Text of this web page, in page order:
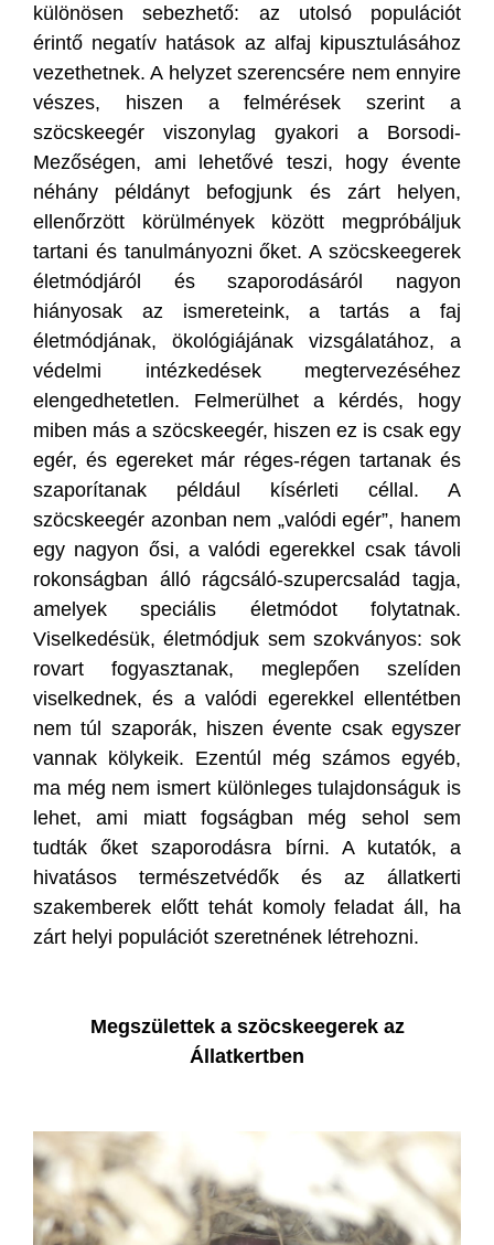
különösen sebezhető: az utolsó populációt
érintő negatív hatások az alfaj kipusztulásához
vezethetnek. A helyzet szerencsére nem ennyire
vészes, hiszen a felmérések szerint a
szöcskeegér viszonylag gyakori a Borsodi-
Mezőségen, ami lehetővé teszi, hogy évente
néhány példányt befogjunk és zárt helyen,
ellenőrzött körülmények között megpróbáljuk
tartani és tanulmányozni őket. A szöcskeegerek
életmódjáról és szaporodásáról nagyon
hiányosak az ismereteink, a tartás a faj
életmódjának, ökológiájának vizsgálatához, a
védelmi intézkedések megtervezéséhez
elengedhetetlen. Felmerülhet a kérdés, hogy
miben más a szöcskeegér, hiszen ez is csak egy
egér, és egereket már réges-régen tartanak és
szaporítanak például kísérleti céllal. A
szöcskeegér azonban nem „valódi egér”, hanem
egy nagyon ősi, a valódi egerekkel csak távoli
rokonságban álló rágcsáló-szupercsalád tagja,
amelyek speciális életmódot folytatnak.
Viselkedésük, életmódjuk sem szokványos: sok
rovart fogyasztanak, meglepően szelíden
viselkednek, és a valódi egerekkel ellentétben
nem túl szaporák, hiszen évente csak egyszer
vannak kölykeik. Ezentúl még számos egyéb,
ma még nem ismert különleges tulajdonságuk is
lehet, ami miatt fogságban még sehol sem
tudták őket szaporodásra bírni. A kutatók, a
hivatásos természetvédők és az állatkerti
szakemberek előtt tehát komoly feladat áll, ha
zárt helyi populációt szeretnének létrehozni.
Megszülettek a szöcskeegerek az
Állatkertben